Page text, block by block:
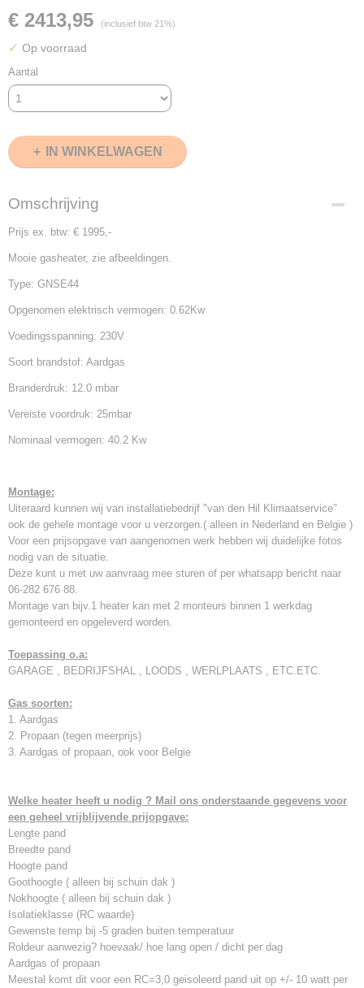
€ 2413,95 (inclusief btw 21%)
✓ Op voorraad
Aantal
IN WINKELWAGEN
Omschrijving
Prijs ex. btw: € 1995,-
Mooie gasheater, zie afbeeldingen.
Type: GNSE44
Opgenomen elektrisch vermogen: 0.62Kw
Voedingsspanning: 230V
Soort brandstof: Aardgas
Branderdruk: 12.0 mbar
Vereiste voordruk: 25mbar
Nominaal vermogen: 40.2 Kw
Montage:
Uiteraard kunnen wij van installatiebedrijf "van den Hil Klimaatservice"
ook de gehele montage voor u verzorgen.( alleen in Nederland en Belgie )
Voor een prijsopgave van aangenomen werk hebben wij duidelijke fotos
nodig van de situatie.
Deze kunt u met uw aanvraag mee sturen of per whatsapp bericht naar
06-282 676 88.
Montage van bijv.1 heater kan met 2 monteurs binnen 1 werkdag
gemonteerd en opgeleverd worden.
Toepassing o.a:
GARAGE , BEDRIJFSHAL , LOODS , WERLPLAATS , ETC.ETC.
Gas soorten:
1. Aardgas
2. Propaan (tegen meerprijs)
3. Aardgas of propaan, ook voor Belgie
Welke heater heeft u nodig ? Mail ons onderstaande gegevens voor
een geheel vrijblijvende prijopgave:
Lengte pand
Breedte pand
Hoogte pand
Goothoogte ( alleen bij schuin dak )
Nokhoogte ( alleen bij schuin dak )
Isolatieklasse (RC waarde)
Gewenste temp bij -5 graden buiten temperatuur
Roldeur aanwezig? hoevaak/ hoe lang open / dicht per dag
Aardgas of propaan
Meestal komt dit voor een RC=3,0 geisoleerd pand uit op +/- 10 watt per